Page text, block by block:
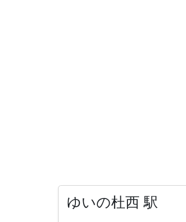
ゆいの杜西 駅